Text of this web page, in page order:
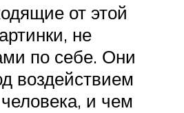
от этой
не
по себе. Они
воздействием
и чем